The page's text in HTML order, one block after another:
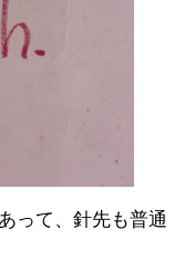
って、針先も普通